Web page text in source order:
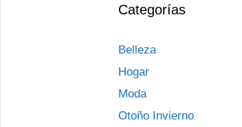
Categorías
Belleza
Hogar
Moda
Otoño Invierno